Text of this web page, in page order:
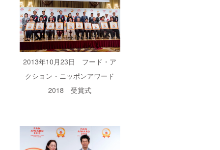
2013年10月23日 フード・ア
クション・ニッポンアワード
2018 受賞式